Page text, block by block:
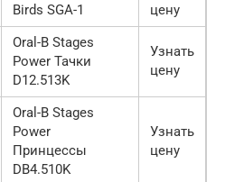
Birds SGA-1
цену
Oral-B Stages
Power Тачки
D12.513K
Узнать
цену
Oral-B Stages
Power
Принцессы
DB4.510K
Узнать
цену